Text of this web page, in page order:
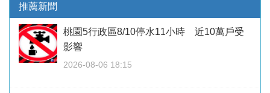
推薦新聞
桃園5行政區8/10停水11小時 近10萬戶受
影響
2026-08-06 18:15